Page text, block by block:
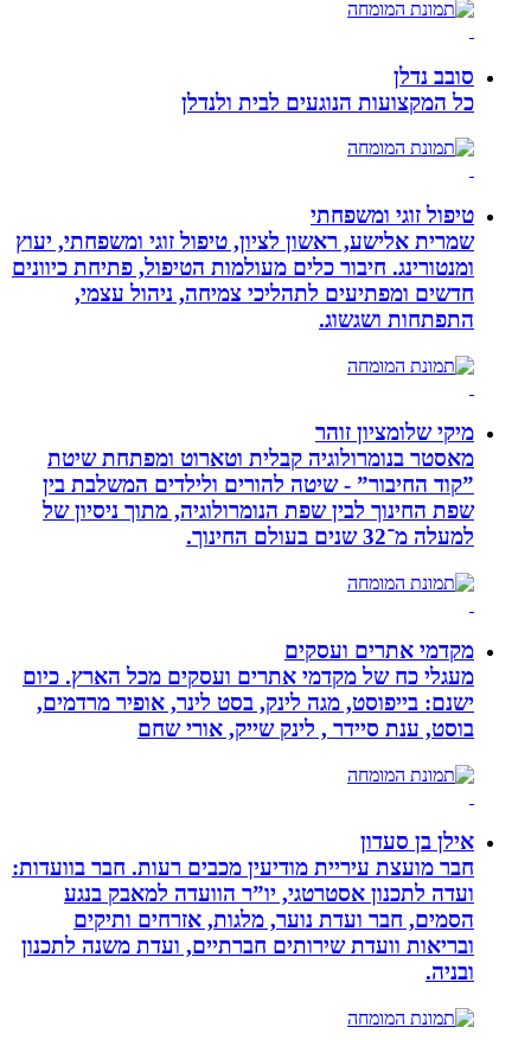
סובב נדלן
כל המקצועות הנוגעים לבית ולנדלן
טיפול זוגי ומשפחתי
שמרית אלישע, ראשון לציון, טיפול זוגי ומשפחתי, יעוץ
ומנטורינג. חיבור כלים מעולמות הטיפול, פתיחת כיוונים
חדשים ומפתיעים לתהליכי צמיחה, ניהול עצמי,
התפתחות ושגשוג.
מיקי שלומציון זוהר
מאסטר בנומרולוגיה קבלית וטארוט ומפתחת שיטת
”קוד החיבור” - שיטה להורים ולילדים המשלבת בין
שפת החינוך לבין שפת הנומרולוגיה, מתוך ניסיון של
למעלה מ־32 שנים בעולם החינוך.
מקדמי אתרים ועסקים
מעגלי כח של מקדמי אתרים ועסקים מכל הארץ. כיום
ישנם: בייפוסט, מגה לינק, בסט לינר, אופיר מרדמים,
בוסט, ענת סיידר , לינק שייק, אורי שחם
אילן בן סעדון
חבר מועצת עיריית מודיעין מכבים רעות. חבר בוועדות:
ועדה לתכנון אסטרטגי, יו”ר הוועדה למאבק בנגע
הסמים, חבר ועדת נוער, מלגות, אזרחים ותיקים
ובריאות וועדת שירותים חברתיים, ועדת משנה לתכנון